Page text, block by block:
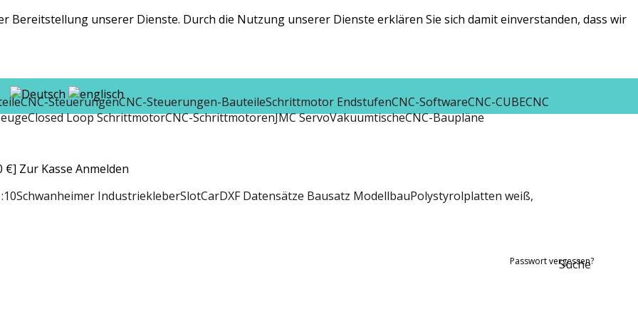
Bereitstellung unserer Dienste. Durch die Nutzung unserer Dienste erklären Sie sich damit einverstanden, dass wir
CNC-SteuerungenCNC-Steuerungen-BauteileSchrittmotor EndstufenCNC-SoftwareCNC-CUBECNC
Closed Loop SchrittmotorCNC-SchrittmotorenJMC ServoVakuumtischeCNC-Baupläne
Schwanheimer IndustriekleberSlotCarDXF Datensätze Bausatz ModellbauPolystyrolplatten weiß,
Suche
€] Zur Kasse Anmelden
Passwort vergessen?